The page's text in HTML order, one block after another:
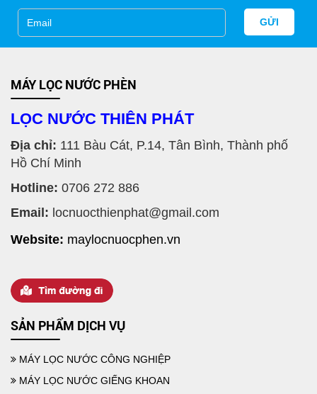
MÁY LỌC NƯỚC GIẾNG KHOAN TỐT NHẤT CHO GIA ĐÌNH
GỬI
MÁY LỌC NƯỚC PHÈN
LỌC NƯỚC THIÊN PHÁT
Địa chỉ: 111 Bàu Cát, P.14, Tân Bình, Thành phố
Hồ Chí Minh
Hotline: 0706 272 886
Email: locnuocthienphat@gmail.com
Website: maylocnuocphen.vn
SẢN PHẨM DỊCH VỤ
MÁY LỌC NƯỚC CÔNG NGHIỆP
MÁY LỌC NƯỚC GIẾNG KHOAN